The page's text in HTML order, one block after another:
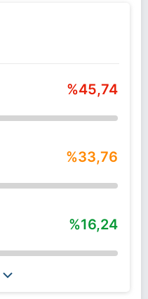
%45,74
%33,76
%16,24